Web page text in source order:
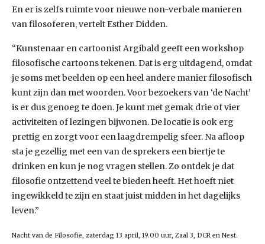
En er is zelfs ruimte voor nieuwe non-verbale manieren
van filosoferen, vertelt Esther Didden.
“Kunstenaar en cartoonist Argibald geeft een workshop
filosofische cartoons tekenen. Dat is erg uitdagend, omdat
je soms met beelden op een heel andere manier filosofisch
kunt zijn dan met woorden. Voor bezoekers van ‘de Nacht’
is er dus genoeg te doen. Je kunt met gemak drie of vier
activiteiten of lezingen bijwonen. De locatie is ook erg
prettig en zorgt voor een laagdrempelig sfeer. Na afloop
sta je gezellig met een van de sprekers een biertje te
drinken en kun je nog vragen stellen. Zo ontdek je dat
filosofie ontzettend veel te bieden heeft. Het hoeft niet
ingewikkeld te zijn en staat juist midden in het dagelijks
leven.”
Nacht van de Filosofie, zaterdag 13 april, 19.00 uur, Zaal 3, DCR en Nest.